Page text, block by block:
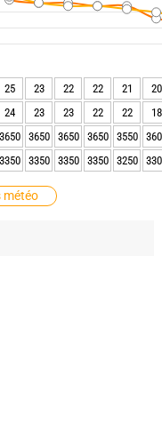
météo
25 23 22 22 21
20
24 23 23 22 22
18
3650 3650 3650 3650 3550
3350 3350 3350 3350 3250